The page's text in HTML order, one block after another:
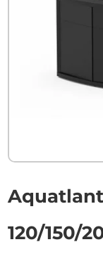
120/150/